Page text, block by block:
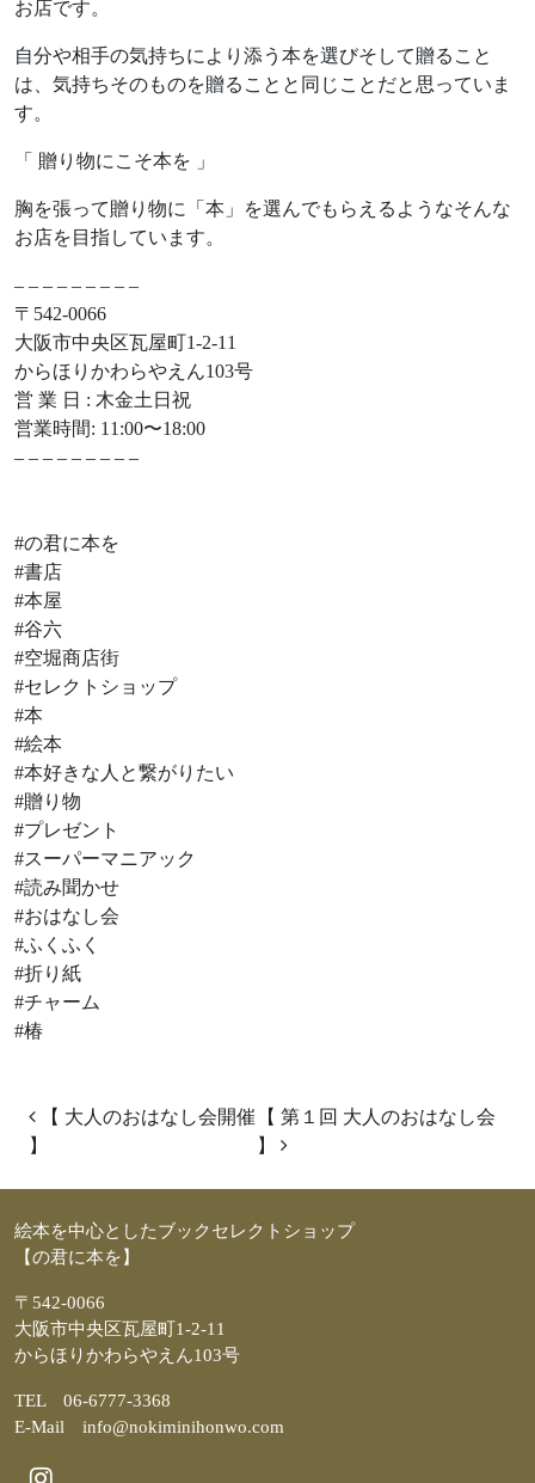
お店です。
自分や相手の気持ちにより添う本を選びそして贈ること
は、気持ちそのものを贈ることと同じことだと思っていま
す。
「 贈り物にこそ本を 」
胸を張って贈り物に「本」を選んでもらえるようなそんな
お店を目指しています。
– – – – – – – – –
〒542-0066
大阪市中央区瓦屋町1-2-11
からほりかわらやえん103号
営 業 日 : 木金土日祝
営業時間: 11:00〜18:00
– – – – – – – – –
#の君に本を
#書店
#本屋
#谷六
#空堀商店街
#セレクトショップ
#本
#絵本
#本好きな人と繋がりたい
#贈り物
#プレゼント
#スーパーマニアック
#読み聞かせ
#おはなし会
#ふくふく
#折り紙
#チャーム
#椿
投稿ナビゲーション
【 大人のおはなし会開催
】
【 第１回 大人のおはなし会
】
絵本を中心としたブックセレクトショップ
【の君に本を】
〒542-0066
大阪市中央区瓦屋町1-2-11
からほりかわらやえん103号
TEL 06-6777-3368
E-Mail info@nokiminihonwo.com